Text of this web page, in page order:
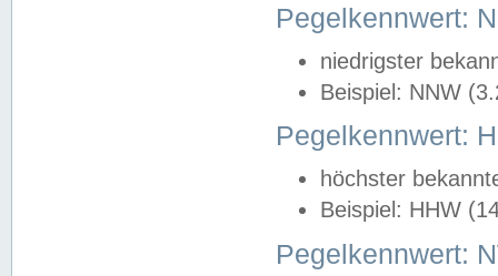
Pegelkennwert:
niedrigster
Beispiel: NNW
Pegelkennwert:
höchster
Beispiel: HHW
Pegelkennwert: